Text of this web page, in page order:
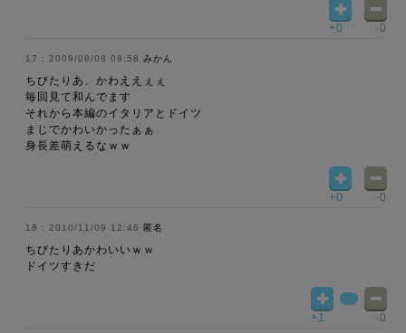
+0 -0
2009/08/08 08:58 みかん
ちびたりあ、かわええぇぇ
毎回見て和んでます
それから本編のイタリアとドイツ
まじでかわいかったぁぁ
身長差萌えるなｗｗ
+0 -0
2010/11/09 12:46 匿名
ちびたりあかわいいｗｗ
ドイツすきだ
+1 -0